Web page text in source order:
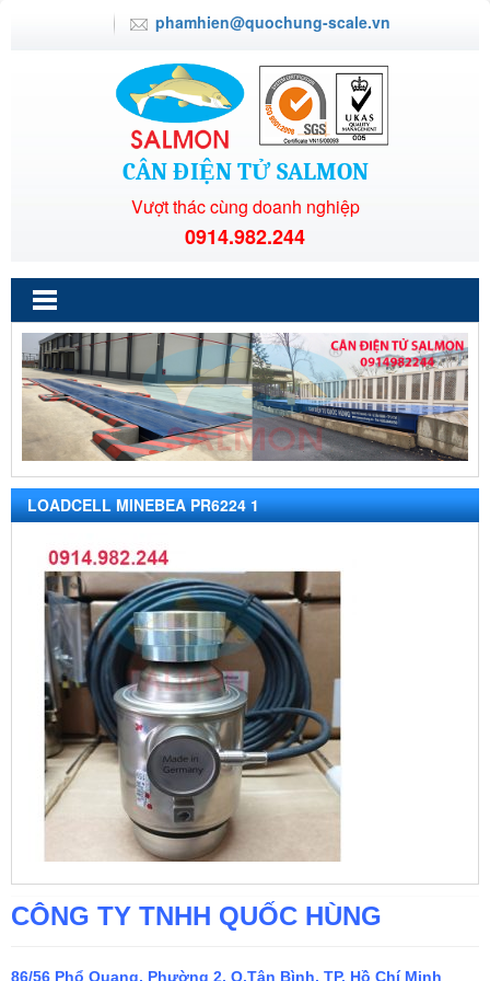
phamhien@quochung-scale.vn
CÂN ĐIỆN TỬ SALMON
Vượt thác cùng doanh nghiệp
0914.982.244
LOADCELL MINEBEA PR6224 1
CÔNG TY TNHH QUỐC HÙNG
86/56 Phổ Quang, Phường 2, Q.Tân Bình, TP. Hồ Chí Minh